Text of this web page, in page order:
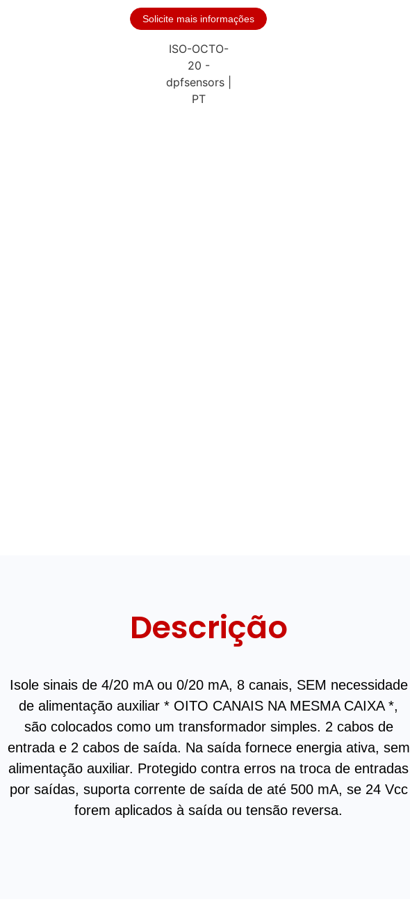
Solicite mais informações
Descrição
Isole sinais de 4/20 mA ou 0/20 mA, 8 canais, SEM necessidade
de alimentação auxiliar * OITO CANAIS NA MESMA CAIXA *,
são colocados como um transformador simples. 2 cabos de
entrada e 2 cabos de saída. Na saída fornece energia ativa, sem
alimentação auxiliar. Protegido contra erros na troca de entradas
por saídas, suporta corrente de saída de até 500 mA, se 24 Vcc
forem aplicados à saída ou tensão reversa.